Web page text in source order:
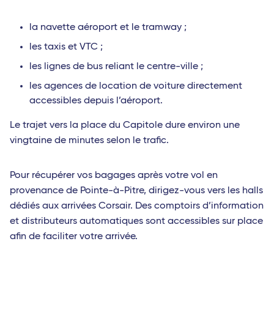
la navette aéroport et le tramway ;
les taxis et VTC ;
les lignes de bus reliant le centre-ville ;
les agences de location de voiture directement
accessibles depuis l’aéroport.
Le trajet vers la place du Capitole dure environ une
vingtaine de minutes selon le trafic.
Pour récupérer vos bagages après votre vol en
provenance de Pointe-à-Pitre, dirigez-vous vers les halls
dédiés aux arrivées Corsair. Des comptoirs d’information
et distributeurs automatiques sont accessibles sur place
afin de faciliter votre arrivée.